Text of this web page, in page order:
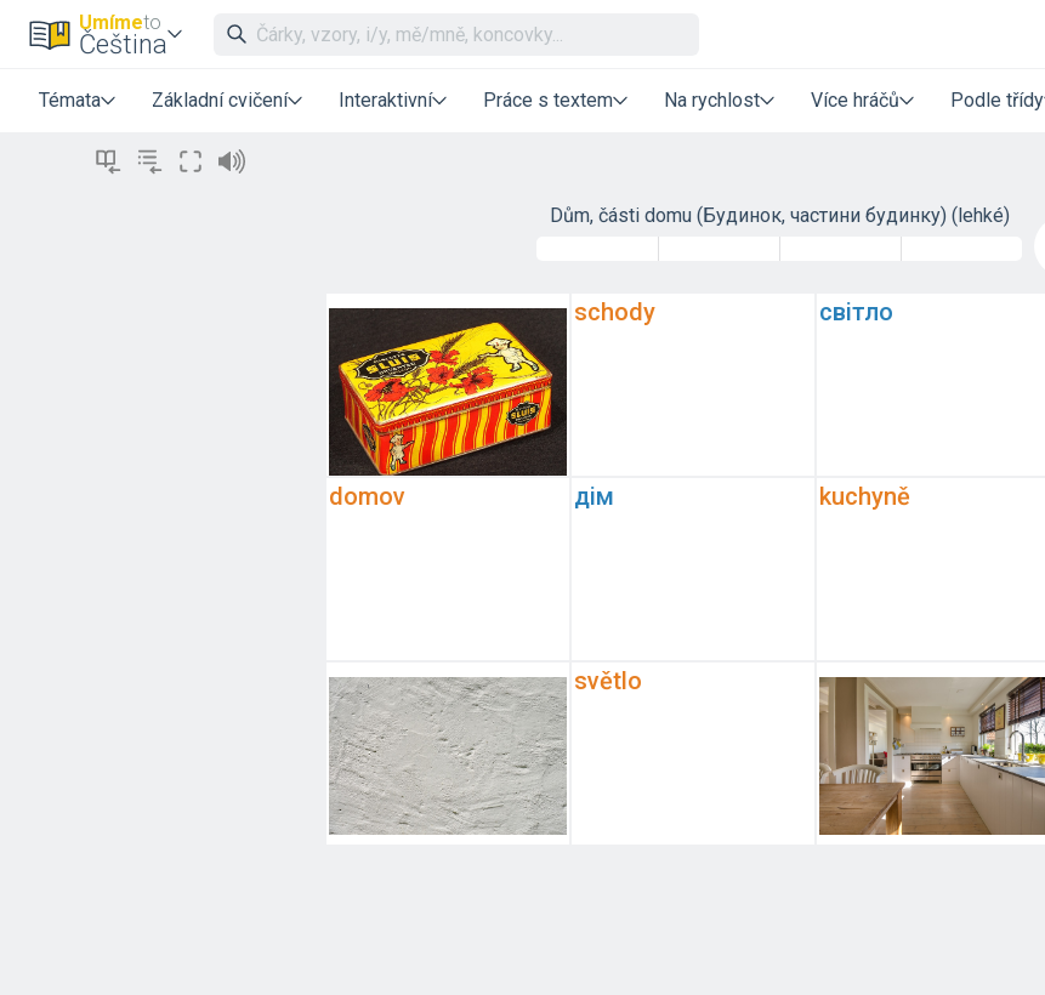
Umímeto
Čeština
Témata Základní cvičení Interaktivní Práce s textem Na rychlost Více hráčů Podle třídy
Dům, části domu (Будинок, частини будинку) (lehké)
domov
schody
дім
světlo
світло
kuchyně